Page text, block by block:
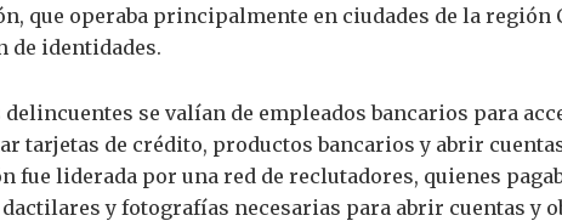
que operaba principalmente en ciudades de la región
de identidades.
se valían de empleados bancarios para
tarjetas de crédito, productos bancarios y abrir
fue liderada por una red de reclutadores, quienes
y fotografías necesarias para abrir cuentas y